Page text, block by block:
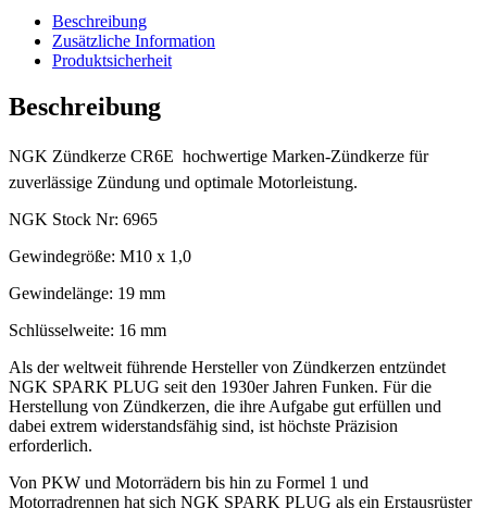
Beschreibung
Zusätzliche Information
Produktsicherheit
Beschreibung
NGK Zündkerze CR6E  hochwertige Marken-Zündkerze für
zuverlässige Zündung und optimale Motorleistung.
NGK Stock Nr: 6965
Gewindegröße: M10 x 1,0
Gewindelänge: 19 mm
Schlüsselweite: 16 mm
Als der weltweit führende Hersteller von Zündkerzen entzündet
NGK SPARK PLUG seit den 1930er Jahren Funken. Für die
Herstellung von Zündkerzen, die ihre Aufgabe gut erfüllen und
dabei extrem widerstandsfähig sind, ist höchste Präzision
erforderlich.
Von PKW und Motorrädern bis hin zu Formel 1 und
Motorradrennen hat sich NGK SPARK PLUG als ein Erstausrüster